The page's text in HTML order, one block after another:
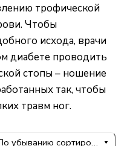
трофической
Чтобы
исхода, врачи
диабете проводить
стопы – ношение
так, чтобы
травм ног.
По убыванию сортировки